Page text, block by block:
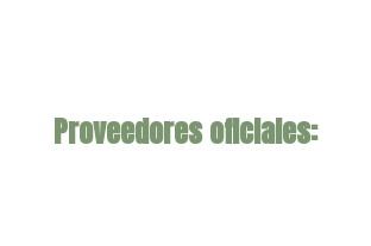
Proveedores oficiales: